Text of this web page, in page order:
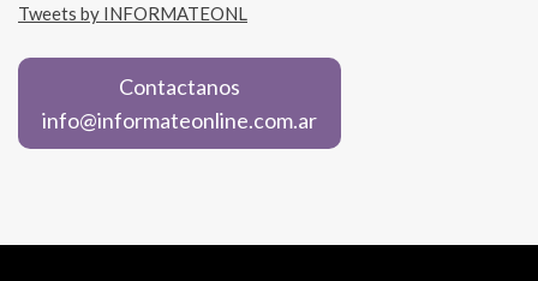
Tweets by INFORMATEONL
Contactanos
info@informateonline.com.ar